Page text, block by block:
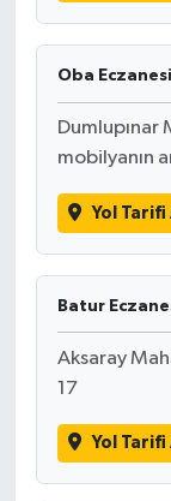
Oba Eczanesi
Dumlupınar
mobilyanın
Yol Tarifi
Batur
Aksaray
17
Yol Tarifi